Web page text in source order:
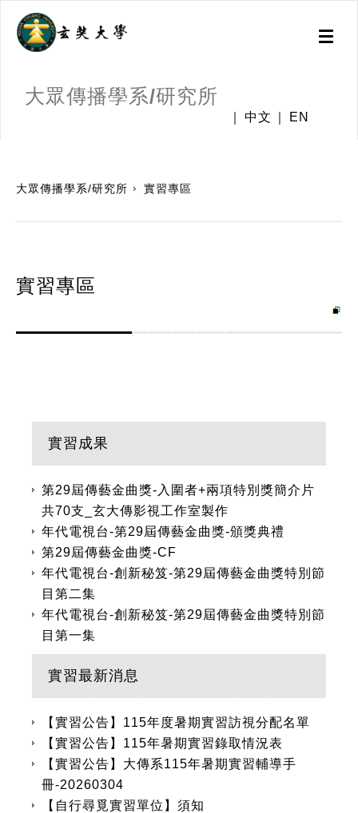
Toggle
大眾傳播學系/研究所
中文 EN
大眾傳播學系/研究所 實習專區
實習專區
實習成果
第29屆傳藝金曲獎-入圍者+兩項特別獎簡介片
共70支_玄大傳影視工作室製作
年代電視台-第29屆傳藝金曲獎-頒獎典禮
第29屆傳藝金曲獎-CF
年代電視台-創新秘笈-第29屆傳藝金曲獎特別節
目第二集
年代電視台-創新秘笈-第29屆傳藝金曲獎特別節
目第一集
實習最新消息
【實習公告】115年度暑期實習訪視分配名單
【實習公告】115年暑期實習錄取情況表
【實習公告】大傳系115年暑期實習輔導手
冊-20260304
【自行尋覓實習單位】須知